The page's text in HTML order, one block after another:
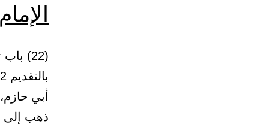
(22)
أبي
ذهب إلى